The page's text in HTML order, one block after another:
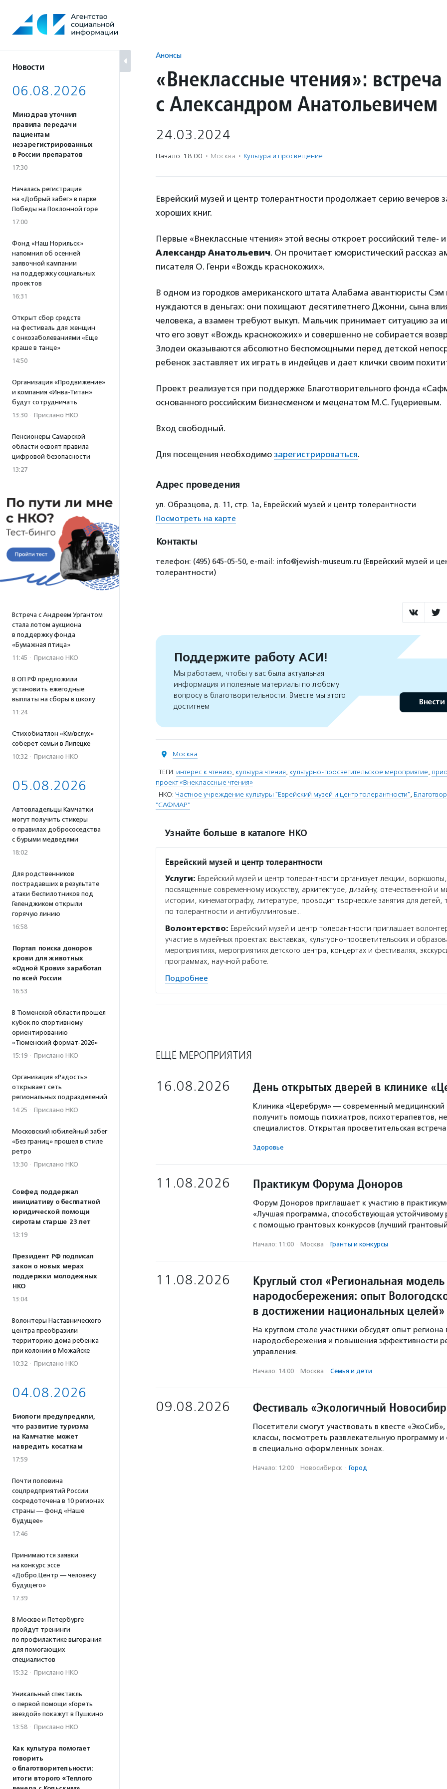
содержанию
Новости
06.08.2026
Минздрав уточнил
правила передачи
пациентам
незарегистрированных
в России препаратов
17:30
Началась регистрация
на «Добрый забег» в парке
Победы на Поклонной горе
17:00
Фонд «Наш Норильск»
напомнил об осенней
заявочной кампании
на поддержку социальных
проектов
16:31
Открыт сбор средств
на фестиваль для женщин
с онкозаболеваниями «Еще
краше в танце»
14:50
Организация «Продвижение»
и компания «Инва-Титан»
будут сотрудничать
13:30 · Прислано НКО
Пенсионеры Самарской
области освоят правила
цифровой безопасности
13:27
Встреча с Андреем Ургантом
стала лотом аукциона
в поддержку фонда
«Бумажная птица»
11:45 · Прислано НКО
В ОП РФ предложили
установить ежегодные
выплаты на сборы в школу
11:24
Стихобиатлон «Км/вслух»
соберет семьи в Липецке
10:32 · Прислано НКО
05.08.2026
Автовладельцы Камчатки
могут получить стикеры
о правилах добрососедства
с бурыми медведями
18:02
Для родственников
пострадавших в результате
атаки беспилотников под
Геленджиком открыли
горячую линию
16:58
Портал поиска доноров
крови для животных
«Одной Крови» заработал
по всей России
16:53
В Тюменской области прошел
кубок по спортивному
ориентированию
«Тюменский формат-2026»
15:19 · Прислано НКО
Организация «Радость»
открывает сеть
региональных подразделений
14:25 · Прислано НКО
Московский юбилейный забег
«Без границ» прошел в стиле
ретро
13:30 · Прислано НКО
Совфед поддержал
инициативу о бесплатной
юридической помощи
сиротам старше 23 лет
13:19
Президент РФ подписал
закон о новых мерах
поддержки молодежных
НКО
13:04
Волонтеры Наставнического
центра преобразили
территорию дома ребенка
при колонии в Можайске
10:32 · Прислано НКО
04.08.2026
Биологи предупредили,
что развитие туризма
на Камчатке может
навредить косаткам
17:59
Почти половина
соцпредприятий России
сосредоточена в 10 регионах
страны — фонд «Наше
будущее»
17:46
Принимаются заявки
на конкурс эссе
«Добро.Центр — человеку
будущего»
17:39
В Москве и Петербурге
пройдут тренинги
по профилактике выгорания
для помогающих
специалистов
15:32 · Прислано НКО
Уникальный спектакль
о первой помощи «Гореть
звездой» покажут в Пушкино
13:58 · Прислано НКО
Как культура помогает
говорить
о благотворительности:
итоги второго «Теплого
Анонсы
«Внеклассные чтения»: встреча
с Александром Анатольевичем
24.03.2024
Начало: 18:00 · Москва · Культура и просвещение
Еврейский музей и центр толерантности продолжает серию вечеров
хороших книг.
Первые «Внеклассные чтения» этой весны откроет российский теле-
Александр Анатольевич. Он прочитает юмористический рассказ
писателя О. Генри «Вождь краснокожих».
В одном из городков американского штата Алабама авантюристы Сэм
нуждаются в деньгах: они похищают десятилетнего Джонни, сына
человека, а взамен требуют выкуп. Мальчик принимает ситуацию за
что его зовут «Вождь краснокожих» и совершенно не собирается
Злодеи оказываются абсолютно беспомощными перед детской
ребенок заставляет их играть в индейцев и дает клички своим
Проект реализуется при поддержке Благотворительного фонда
основанного российским бизнесменом и меценатом М.С. Гуцериевым.
Вход свободный.
Для посещения необходимо зарегистрироваться.
Адрес проведения
ул. Образцова, д. 11, стр. 1а, Еврейский музей и центр толерантности
Посмотреть на карте
Контакты
телефон: (495) 645-05-50, e-mail: info@jewish-museum.ru (Еврейский музей и
толерантности)
Поддержите работу АСИ!
Мы работаем, чтобы у вас была актуальная
информация и полезные материалы по любому
вопросу в благотворительности. Вместе мы этого
достигнем
Внести
Москва
ТЕГИ: интерес к чтению, культура чтения, культурно-просветительское мероприятие,
проект «Внеклассные чтения»
НКО: Частное учреждение культуры "Еврейский музей и центр толерантности",
"САФМАР"
Узнайте больше в каталоге НКО
Еврейский музей и центр толерантности
Услуги: Еврейский музей и центр толерантности организует лекции,
посвященные современному искусству, архитектуре, дизайну, отечественной и
истории, кинематографу, литературе, проводит творческие занятия для детей,
по толерантности и антибуллинговые…
Волонтерство: Еврейский музей и центр толерантности приглашает
участие в музейных проектах: выставках, культурно-просветительских и
мероприятиях, мероприятиях детского центра, концертах и фестивалях,
программах, научной работе.
Подробнее
ЕЩЁ МЕРОПРИЯТИЯ
16.08.2026 День открытых дверей в клинике
Клиника «Церебрум» — современный
получить помощь психиатров, психотерапевтов,
специалистов. Открытая просветительская
Здоровье
11.08.2026 Практикум Форума Доноров
Форум Доноров приглашает к участию в
«Лучшая программа, способствующая устойчивому
с помощью грантовых конкурсов (лучший
Начало: 11:00 · Москва · Гранты и конкурсы
11.08.2026
Круглый стол «Региональная модель
народосбережения: опыт
в достижении национальных целей»
На круглом столе участники обсудят опыт региона
народосбережения и повышения эффективности
управления.
Начало: 14:00 · Москва · Семья и дети
09.08.2026 Фестиваль «Экологичный
Посетители смогут участвовать в квесте
классы, посмотреть развлекательную программу
в специально оформленных зонах.
Начало: 12:00 · Новосибирск · Город